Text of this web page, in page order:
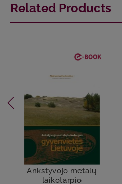
Related Products
Ankstyvojo metalų
laikotarpio